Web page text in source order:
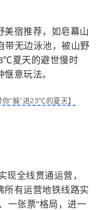
美宿推荐，如皂幕山
带无边泳池，被山野
夏天的避世慢时
意玩法。
“躲”进23℃的夏天】
现全线贯通运营，
所有运营地铁线路实
一张票”格局，进一